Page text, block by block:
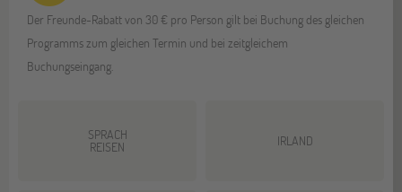
Der Freunde-Rabatt von 30 € pro Person gilt bei Buchung des gleichen
Programms zum gleichen Termin und bei zeitgleichem
Buchungseingang.
SPRACH
REISEN IRLAND